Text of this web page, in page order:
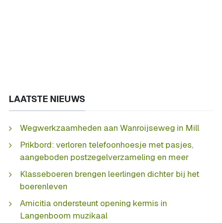
LAATSTE NIEUWS
Wegwerkzaamheden aan Wanroijseweg in Mill
Prikbord: verloren telefoonhoesje met pasjes,
aangeboden postzegelverzameling en meer
Klasseboeren brengen leerlingen dichter bij het
boerenleven
Amicitia ondersteunt opening kermis in
Langenboom muzikaal